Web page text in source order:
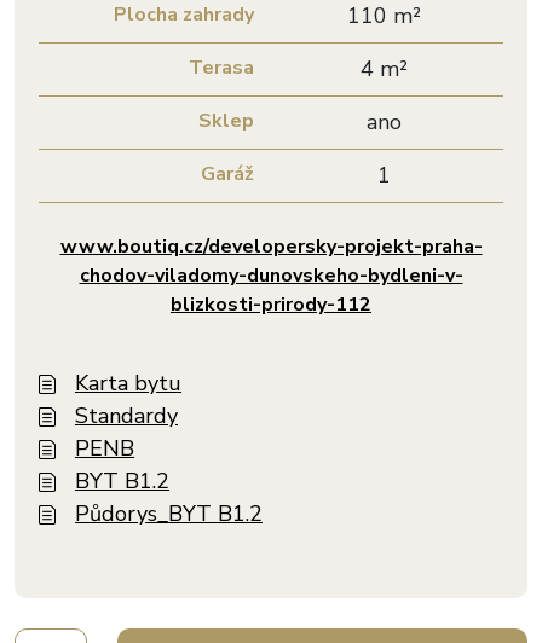
Plocha zahrady 110 m²
Terasa 4 m²
Sklep ano
Garáž 1
www.boutiq.cz/developersky-projekt-praha-
chodov-viladomy-dunovskeho-bydleni-v-
blizkosti-prirody-112
Karta bytu
Standardy
PENB
BYT B1.2
Půdorys_BYT B1.2